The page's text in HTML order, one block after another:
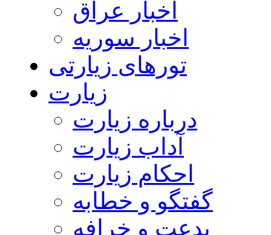
اخبار عراق
اخبار سوریه
تورهای زیارتی
زیارت
درباره زیارت
آداب زیارت
احکام زیارت
گفتگو و خطابه
بدعت و خرافه